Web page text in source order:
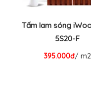
Tấm lam sóng
5S20-F
395.000đ/ m2